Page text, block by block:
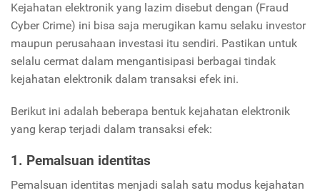
Kejahatan elektronik yang lazim disebut dengan (Fraud
Cyber Crime) ini bisa saja merugikan kamu selaku investor
maupun perusahaan investasi itu sendiri. Pastikan untuk
selalu cermat dalam mengantisipasi berbagai tindak
kejahatan elektronik dalam transaksi efek ini.
Berikut ini adalah beberapa bentuk kejahatan elektronik
yang kerap terjadi dalam transaksi efek:
1. Pemalsuan identitas
Pemalsuan identitas menjadi salah satu modus kejahatan